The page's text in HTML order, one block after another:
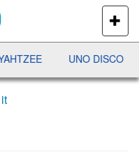
PLUS
DE
JEUX
UNO DISCO